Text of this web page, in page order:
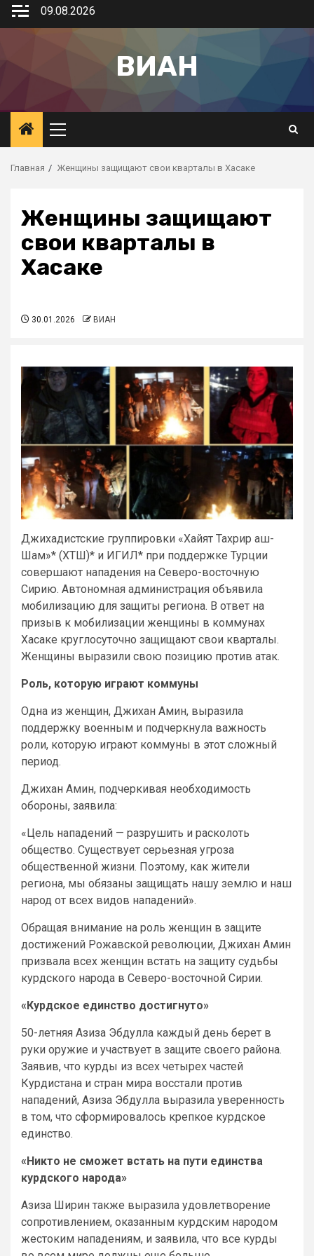
09.08.2026
ВИАН
Главная Женщины защищают свои кварталы в Хасаке
Женщины защищают
свои кварталы в
Хасаке
30.01.2026 ВИАН
Джихадистские группировки «Хайят Тахрир аш-
Шам»* (ХТШ)* и ИГИЛ* при поддержке Турции
совершают нападения на Северо-восточную
Сирию. Автономная администрация объявила
мобилизацию для защиты региона. В ответ на
призыв к мобилизации женщины в коммунах
Хасаке круглосуточно защищают свои кварталы.
Женщины выразили свою позицию против атак.
Роль, которую играют коммуны
Одна из женщин, Джихан Амин, выразила
поддержку военным и подчеркнула важность
роли, которую играют коммуны в этот сложный
период.
Джихан Амин, подчеркивая необходимость
обороны, заявила:
«Цель нападений — разрушить и расколоть
общество. Существует серьезная угроза
общественной жизни. Поэтому, как жители
региона, мы обязаны защищать нашу землю и наш
народ от всех видов нападений».
Обращая внимание на роль женщин в защите
достижений Рожавской революции, Джихан Амин
призвала всех женщин встать на защиту судьбы
курдского народа в Северо-восточной Сирии.
«Курдское единство достигнуто»
50-летняя Азиза Эбдулла каждый день берет в
руки оружие и участвует в защите своего района.
Заявив, что курды из всех четырех частей
Курдистана и стран мира восстали против
нападений, Азиза Эбдулла выразила уверенность
в том, что сформировалось крепкое курдское
единство.
«Никто не сможет встать на пути единства
курдского народа»
Азиза Ширин также выразила удовлетворение
сопротивлением, оказанным курдским народом
жестоким нападениям, и заявила, что все курды